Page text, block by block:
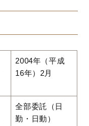
2004年（平成
16年）2月
全部委託（日
勤・日動）